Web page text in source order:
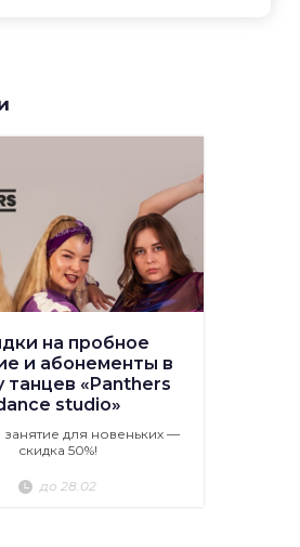
на пробное
и абонементы в
танцев «Panthers
studio»
для новеньких —
скидка 50%!
до 28.02